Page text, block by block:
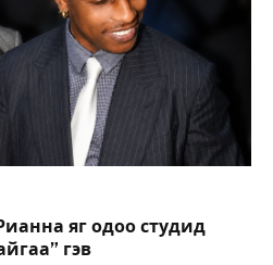
яг одоо студид
гэв